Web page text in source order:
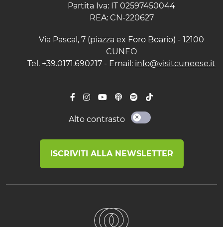
Partita Iva: IT 02597450044
REA: CN-220627
Via Pascal, 7 (piazza ex Foro Boario) - 12100
CUNEO
Tel. +39.0171.690217 - Email: info@visitcuneese.it
Alto contrasto
ISCRIVITI ALLA NEWSLETTER